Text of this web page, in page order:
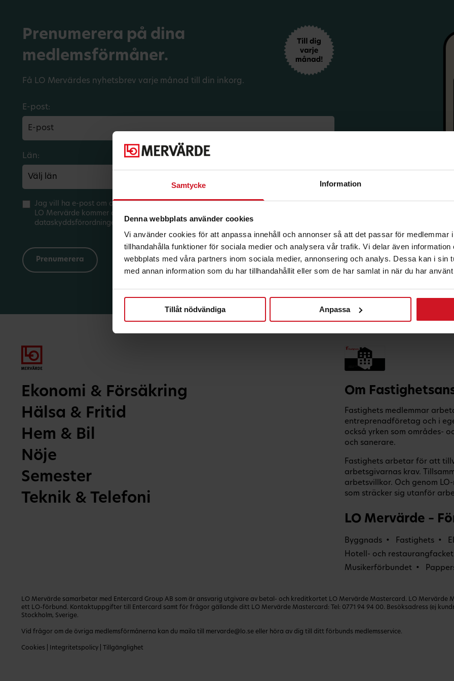
Samtycke Information
Denna webbplats använder cookies
Vi använder cookies för att anpassa innehåll och annonser så att det passar för medlemmar
tillhandahålla funktioner för sociala medier och analysera vår trafik. Vi delar även
webbplats med våra partners inom sociala medier, annonsering och analys. Dessa kan i sin
med annan information som du har tillhandahållit eller som de har samlat in när du har
Tillåt nödvändiga Anpassa
Prenumerera på dina
medlemsförmåner.
Få LO Mervärdes nyhetsbrev varje månad till din inkorg.
E-post:
Län: Förbund:
Jag vill ha e-post om aktuella erbjudanden och medlemsförmåner från LO Mervärde.
LO Mervärde kommer att hantera mina personuppgifter i enlighet med allmänna
dataskyddsförordningen (GDPR). Jag kan när som helst avsluta prenumerationen.
Ekonomi & Försäkring
Hälsa & Fritid
Hem & Bil
Nöje
Semester
Teknik & Telefoni
Om
Fastighets medlemmar
entreprenadföretag och i
också yrken som områdes-
och sanerare.
Fastighets arbetar för att
arbetsgivarnas krav.
arbetsvillkor. Och genom
som sträcker sig utanför
LO Mervärde –
Byggnads Fastighets
Hotell- och restaurangfacket
Musikerförbundet
LO Mervärde samarbetar med Entercard Group AB som är ansvarig utgivare av betal- och kreditkortet LO Mervärde Mastercard. LO
ett LO-förbund. Kontaktuppgifter till Entercard samt för frågor gällande ditt LO Mervärde Mastercard: Tel: 0771 94 94 00. Besöksadress (ej
Stockholm, Sverige.
Vid frågor om de övriga medlemsförmånerna kan du maila till mervarde@lo.se eller höra av dig till ditt förbunds medlemsservice.
Cookies Integritetspolicy Tillgänglighet